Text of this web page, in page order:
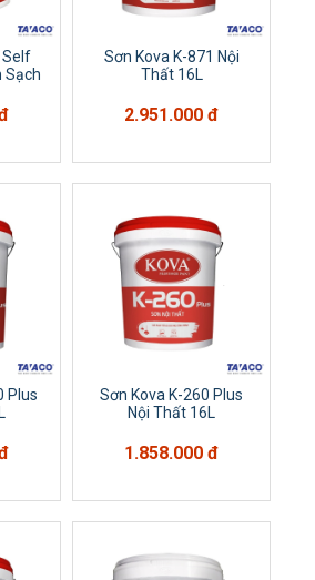
Self
Sạch
Sơn Kova K-871 Nội
Thất 16L
2.951.000 đ
Plus
Sơn Kova K-260 Plus
Nội Thất 16L
1.858.000 đ